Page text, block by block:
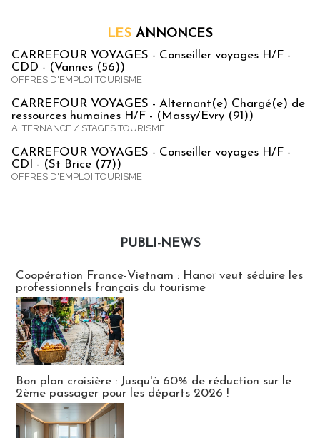
LES ANNONCES
CARREFOUR VOYAGES - Conseiller voyages H/F -
CDD - (Vannes (56))
OFFRES D'EMPLOI TOURISME
CARREFOUR VOYAGES - Alternant(e) Chargé(e) de
ressources humaines H/F - (Massy/Evry (91))
ALTERNANCE / STAGES TOURISME
CARREFOUR VOYAGES - Conseiller voyages H/F -
CDI - (St Brice (77))
OFFRES D'EMPLOI TOURISME
PUBLI-NEWS
Coopération France-Vietnam : Hanoï veut séduire les
professionnels français du tourisme
Bon plan croisière : Jusqu'à 60% de réduction sur le
2ème passager pour les départs 2026 !